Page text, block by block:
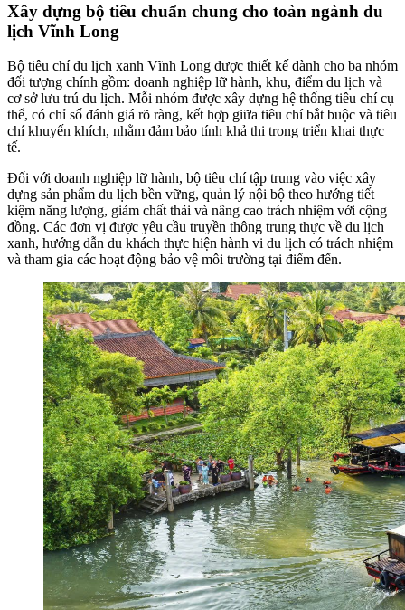
Xây dựng bộ tiêu chuẩn chung cho toàn ngành du
lịch Vĩnh Long
Bộ tiêu chí du lịch xanh Vĩnh Long được thiết kế dành cho ba nhóm
đối tượng chính gồm: doanh nghiệp lữ hành, khu, điểm du lịch và
cơ sở lưu trú du lịch. Mỗi nhóm được xây dựng hệ thống tiêu chí cụ
thể, có chỉ số đánh giá rõ ràng, kết hợp giữa tiêu chí bắt buộc và tiêu
chí khuyến khích, nhằm đảm bảo tính khả thi trong triển khai thực
tế.
Đối với doanh nghiệp lữ hành, bộ tiêu chí tập trung vào việc xây
dựng sản phẩm du lịch bền vững, quản lý nội bộ theo hướng tiết
kiệm năng lượng, giảm chất thải và nâng cao trách nhiệm với cộng
đồng. Các đơn vị được yêu cầu truyền thông trung thực về du lịch
xanh, hướng dẫn du khách thực hiện hành vi du lịch có trách nhiệm
và tham gia các hoạt động bảo vệ môi trường tại điểm đến.